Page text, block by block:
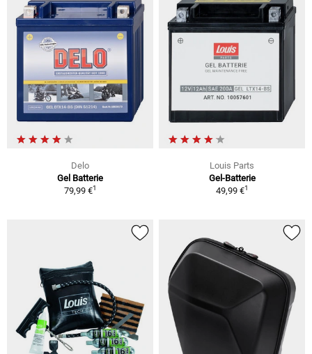
Delo
Gel Batterie
79,99 €1
Louis Parts
Gel-Batterie
49,99 €1